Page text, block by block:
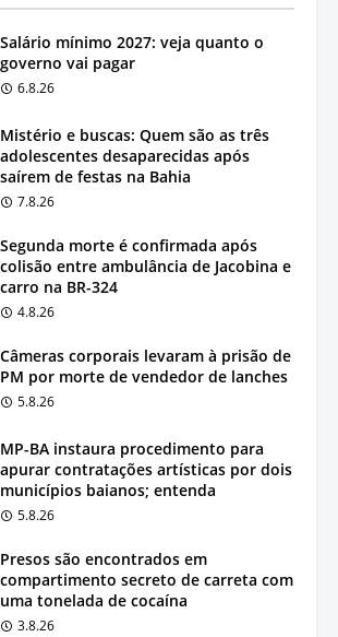
Salário mínimo 2027: veja quanto o
governo vai pagar
6.8.26
Mistério e buscas: Quem são as três
adolescentes desaparecidas após
saírem de festas na Bahia
7.8.26
Segunda morte é confirmada após
colisão entre ambulância de Jacobina e
carro na BR-324
4.8.26
Câmeras corporais levaram à prisão de
PM por morte de vendedor de lanches
5.8.26
MP-BA instaura procedimento para
apurar contratações artísticas por dois
municípios baianos; entenda
5.8.26
Presos são encontrados em
compartimento secreto de carreta com
uma tonelada de cocaína
3.8.26